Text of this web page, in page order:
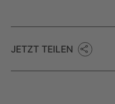
JETZT TEILEN